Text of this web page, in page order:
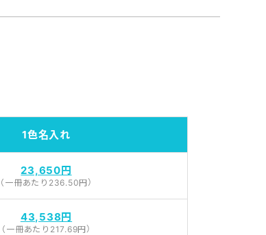
1色名入れ
23,650円
（一冊あたり236.50円）
43,538円
（一冊あたり217.69円）